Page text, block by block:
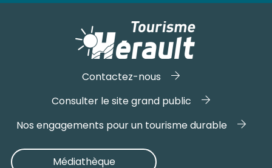
Contactez-nous
Consulter le site grand public
Nos engagements pour un tourisme durable
Médiathèque